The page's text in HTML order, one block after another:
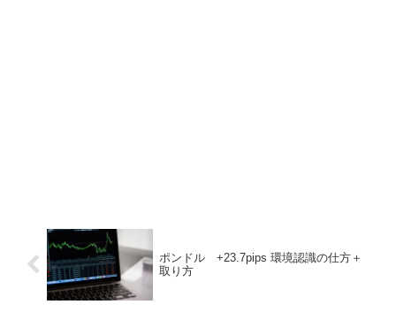
ポンドル +23.7pips 環境認識の仕方＋
取り方